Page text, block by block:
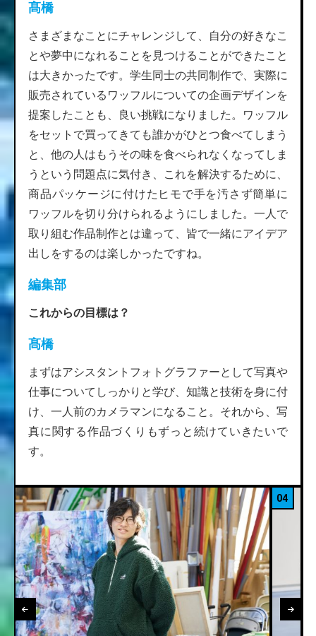
髙橋
さまざまなことにチャレンジして、自分の好きなこ
とや夢中になれることを見つけることができたこと
は大きかったです。学生同士の共同制作で、実際に
販売されているワッフルについての企画デザインを
提案したことも、良い挑戦になりました。ワッフル
をセットで買ってきても誰かがひとつ食べてしまう
と、他の人はもうその味を食べられなくなってしま
うという問題点に気付き、これを解決するために、
商品パッケージに付けたヒモで手を汚さず簡単に
ワッフルを切り分けられるようにしました。一人で
取り組む作品制作とは違って、皆で一緒にアイデア
出しをするのは楽しかったですね。
編集部
これからの目標は？
髙橋
まずはアシスタントフォトグラファーとして写真や
仕事についてしっかりと学び、知識と技術を身に付
け、一人前のカメラマンになること。それから、写
真に関する作品づくりもずっと続けていきたいで
す。
04